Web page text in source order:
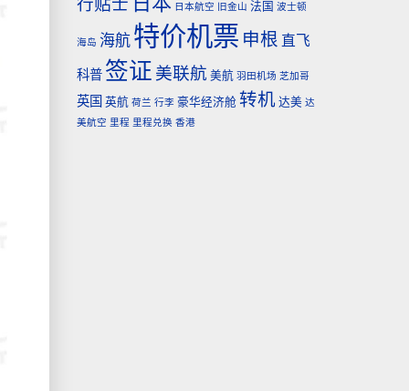
日本航空 旧金山 法国 波士顿
海岛 海航 特价机票 申根 直飞
科普 签证 美联航 美航 羽田机场 芝加哥
英国 英航 荷兰 行李 豪华经济舱 转机 达美 达
美航空 里程 里程兑换 香港